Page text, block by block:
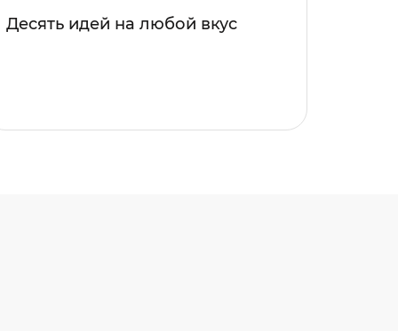
Десять идей на любой вкус